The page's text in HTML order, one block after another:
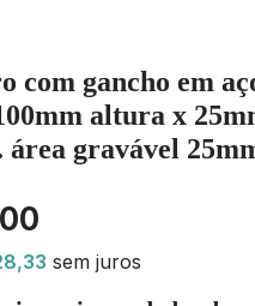
com gancho em
altura x
gravável
sem juros